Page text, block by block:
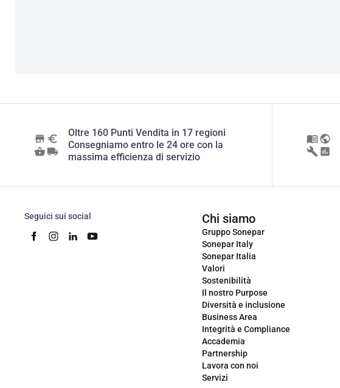
Oltre 160 Punti Vendita in 17 regioni
Consegniamo entro le 24 ore con la
massima efficienza di servizio
Seguici sui social Chi siamo
Gruppo Sonepar
Sonepar Italy
Sonepar Italia
Valori
Sostenibilità
Il nostro Purpose
Diversità e inclusione
Business Area
Integrità e Compliance
Accademia
Partnership
Lavora con noi
Servizi